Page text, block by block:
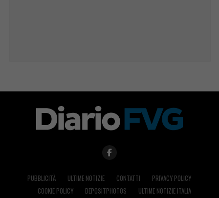
PUBBLICITÀ ULTIME NOTIZIE CONTATTI
PRIVACY POLICY
COOKIE POLICY
DEPOSITPHOTOS ULTIME NOTIZIE ITALIA